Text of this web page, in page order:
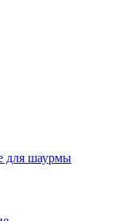
для шаурмы